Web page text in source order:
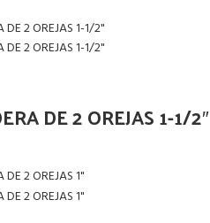
DE 2 OREJAS 1-1/2″